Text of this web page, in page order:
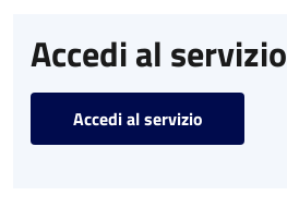
Accedi al servizio
Accedi al servizio